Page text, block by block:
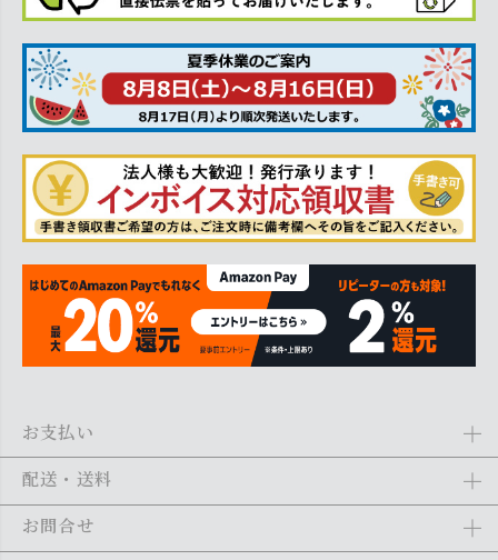
お支払い
Amazon Pay、クレジットカード、代金引換、あと払い(ペイディ)、銀
い。
配送・送料
全商品送料無料
お問合せ